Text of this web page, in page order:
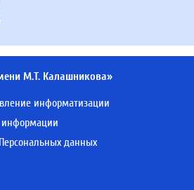
М.Т. Калашникова»
информатизации
информации
данных